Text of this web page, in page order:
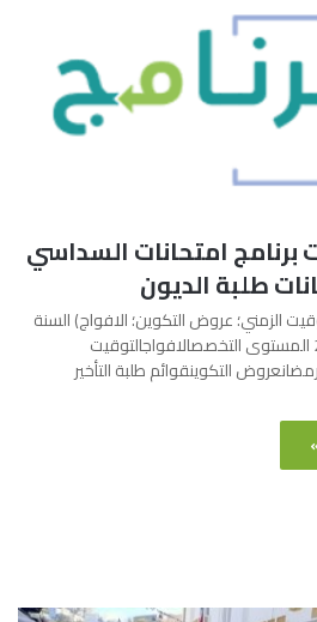
برنامج امتحانات السداسي
طلبة الديون
الزمني؛ عروض التكوين؛ الافواج) السنة
الجامعية 2025-2026 المستوى التخصصالافواجالتوقيت
التكوينقوائم طلبة التأخير